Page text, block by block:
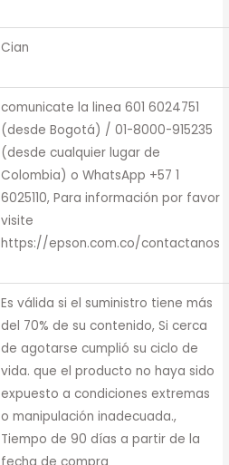
Cian
comunicate la linea 601 6024751
(desde Bogotá) / 01-8000-915235
(desde cualquier lugar de
Colombia) o WhatsApp +57 1
6025110, Para información por favor
visite
https://epson.com.co/contactanos
Es válida si el suministro tiene más
del 70% de su contenido, Si cerca
de agotarse cumplió su ciclo de
vida. que el producto no haya sido
expuesto a condiciones extremas
o manipulación inadecuada.,
Tiempo de 90 días a partir de la